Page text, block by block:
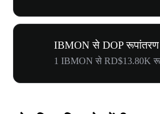
IBMON से DOP रूपांतरण
1 IBMON से RD$13.80K